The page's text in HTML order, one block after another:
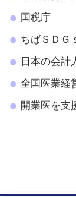
国税庁
ちばＳＤＧ
日本の会計
全国医業経
開業医を支